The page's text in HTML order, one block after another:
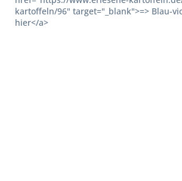
kartoffeln/96" target="_blank">=> Blau-
hier</a>